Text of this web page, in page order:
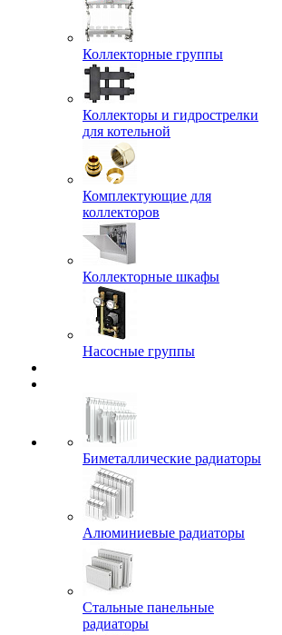
Коллекторные группы
Коллекторы и гидрострелки
для котельной
Комплектующие для
коллекторов
Коллекторные шкафы
Насосные группы
Биметаллические радиаторы
Алюминиевые радиаторы
Стальные панельные
радиаторы